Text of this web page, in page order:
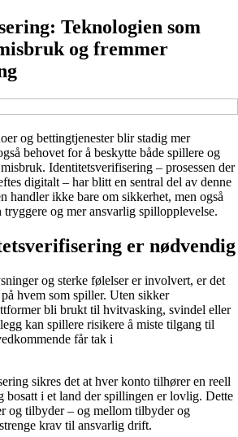
Teknologien som
og fremmer
og bettingtjenester blir stadig mer
behovet for å beskytte både spillere og
Identitetsverifisering – prosessen der
digitalt – har blitt en sentral del av denne
handler ikke bare om sikkerhet, men også
og mer ansvarlig spillopplevelse.
er nødvendig
og sterke følelser er involvert, er det
hvem som spiller. Uten sikker
bli brukt til hvitvasking, svindel eller
kan spillere risikere å miste tilgang til
får tak i
sikres det at hver konto tilhører en reell
bosatt i et land der spillingen er lovlig. Dette
og tilbyder – og mellom tilbyder og
krav til ansvarlig drift.